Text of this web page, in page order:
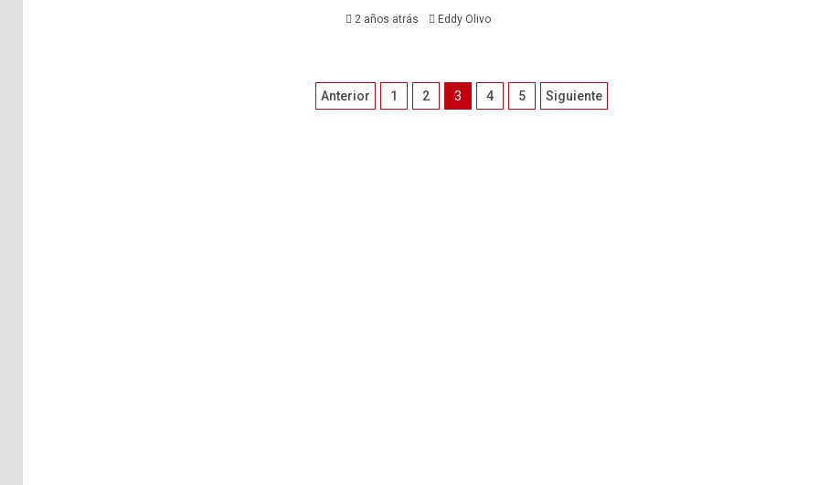
2 años atrás Eddy Olivo
Paginación
Anterior 1 2 3 4 5 Siguiente